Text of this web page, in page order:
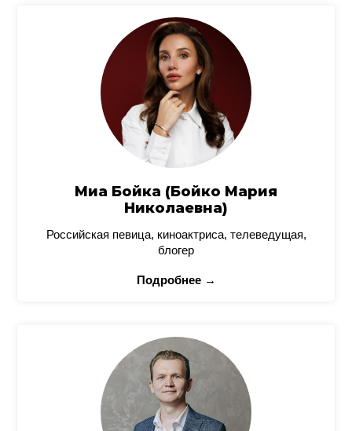
Миа Бойка (Бойко Мария
Николаевна)
Российская певица, киноактриса, телеведущая,
блогер
Подробнее →